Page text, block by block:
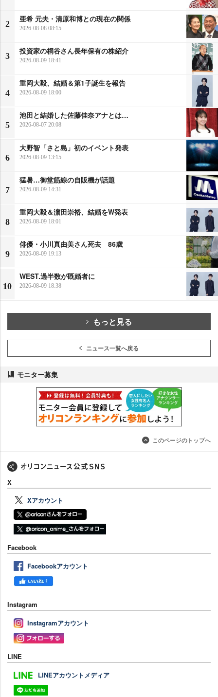
2
亜希 元夫・清原和博との現在の関係
2026-08-08 08:15
3
投資家の桐谷さん長年保有の株紹介
2026-08-09 18:41
4
重岡大毅、結婚＆第1子誕生を報告
2026-08-09 18:00
5
池田と結婚した佐藤佳奈アナとは…
2026-08-07 20:08
6
大野智「さと島」初のイベント発表
2026-08-09 13:15
7
猛暑…御堂筋線の自販機が話題
2026-08-09 14:31
8
重岡大毅＆濵田崇裕、結婚をW発表
2026-08-09 18:01
9
俳優・小川真由美さん死去 86歳
2026-08-09 19:13
10
WEST.過半数が既婚者に
2026-08-09 18:38
もっと見る
ニュース一覧へ戻る
モニター募集
このページのトップへ
X
Xアカウント
Facebook
Facebookアカウント
Instagram
Instagramアカウント
LINE
LINEアカウントメディア